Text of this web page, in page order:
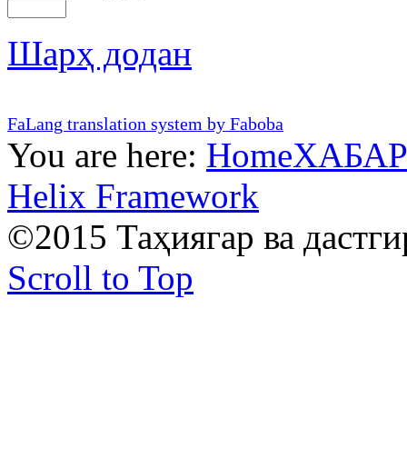
Шарҳ додан
FaLang translation system by Faboba
You are here: Home
Helix Framework
©2015 Таҳиягар ва
Scroll to Top